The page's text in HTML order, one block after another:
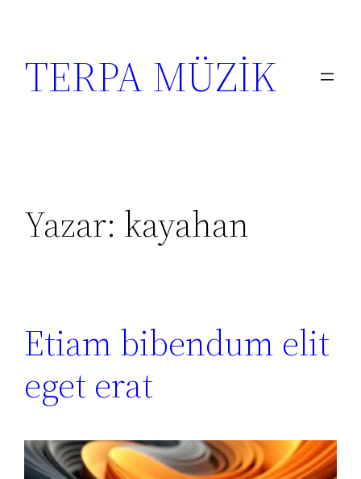
TERPA MÜZİK
Yazar: kayahan
Etiam bibendum elit
eget erat